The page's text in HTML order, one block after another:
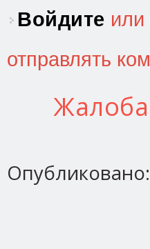
Войдите или
отправлять
Жалоба
Опубликовано: